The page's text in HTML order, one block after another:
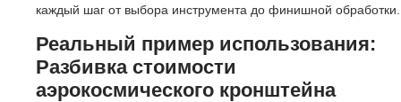
каждый шаг от выбора инструмента до финишной обработки.
Реальный пример использования:
Разбивка стоимости
аэрокосмического кронштейна